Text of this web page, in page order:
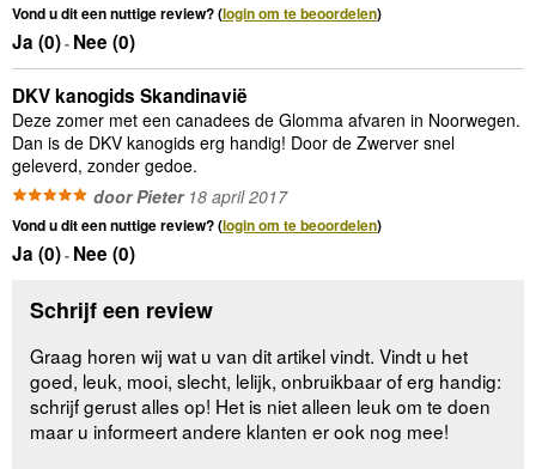
Vond u dit een nuttige review? (login om te beoordelen)
Ja (0)- Nee (0)
DKV kanogids Skandinavië
Deze zomer met een canadees de Glomma afvaren in Noorwegen.
Dan is de DKV kanogids erg handig! Door de Zwerver snel
geleverd, zonder gedoe.
door Pieter18 april 2017
Vond u dit een nuttige review? (login om te beoordelen)
Ja (0)- Nee (0)
Schrijf een review
Graag horen wij wat u van dit artikel vindt. Vindt u het
goed, leuk, mooi, slecht, lelijk, onbruikbaar of erg handig:
schrijf gerust alles op! Het is niet alleen leuk om te doen
maar u informeert andere klanten er ook nog mee!